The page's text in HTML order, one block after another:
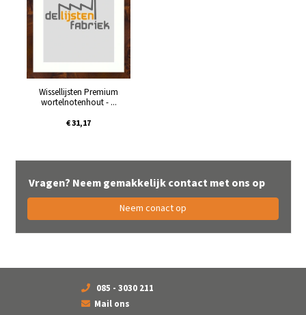
Wissellijsten Premium
wortelnotenhout - ...
€ 31,17
Vragen? Neem gemakkelijk contact met ons op
Neem conact op
085 - 3030 211
Mail ons